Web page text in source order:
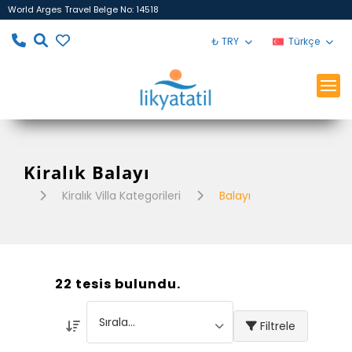
World Arges Travel Belge No: 14518
₺ TRY Türkçe
Kiralık Balayı
Kiralık Villa Kategorileri Balayı
22 tesis bulundu.
Filtrele